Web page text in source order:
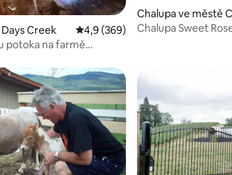
76 hodnocení
Creek Průměrné hodnocení 4,9 z 5, 369
4,9 (369)
potoka na farmě
Chalupa ve městě
oint
Chalupa Sweet